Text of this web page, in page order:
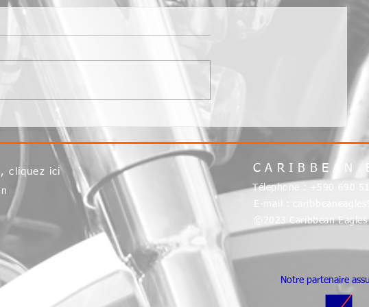
cliquez ici CARIBBEAN
Télephone :
E-mail :
©2023 Caribbean Eagles
Notre partenaire